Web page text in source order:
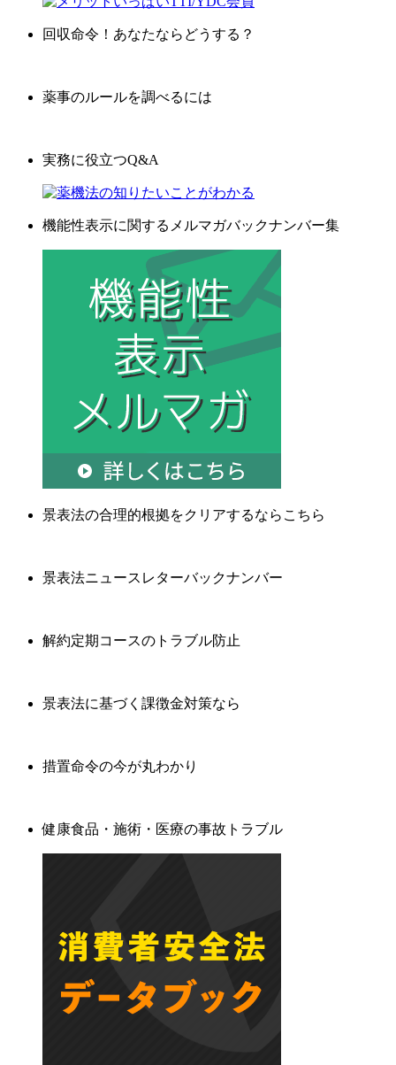
回収命令！あなたならどうする？
薬事のルールを調べるには
実務に役立つQ&A
機能性表示に関するメルマガバックナンバー集
景表法の合理的根拠をクリアするならこちら
景表法ニュースレターバックナンバー
解約定期コースのトラブル防止
景表法に基づく課徴金対策なら
措置命令の今が丸わかり
健康食品・施術・医療の事故トラブル